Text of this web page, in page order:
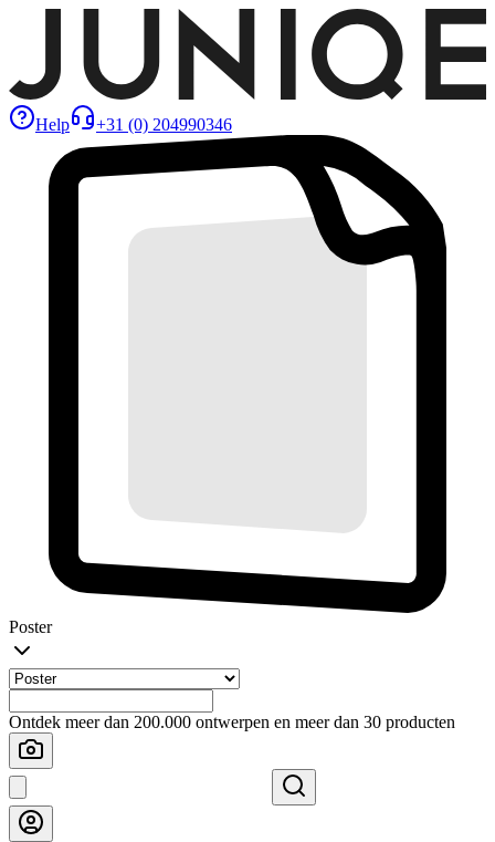
Help +31 (0) 204990346
Poster
Ontdek meer dan 200.000 ontwerpen en meer dan 30 producten